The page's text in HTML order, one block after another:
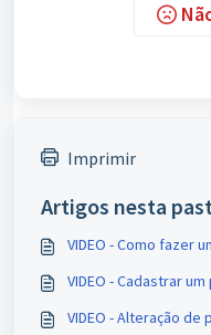
Imprimir
Artigos nesta
VIDEO - Como fazer
VIDEO - Cadastrar
VIDEO - Alteração de